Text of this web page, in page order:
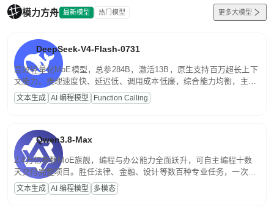
模力方舟 最新模型 热门模型 更多大模型
DeepSeek-V4-Flash-0731
高效轻量化MoE模型，总参284B，激活13B，原生支持百万超长上下
文能力。推理速度快、延迟低、调用成本低廉，综合能力均衡，主打
高并发、轻量化任务，适合日常对话、内容创作、基础 RAG、批量
文案处理等普惠刚需场景。
文本生成 AI 编程模型 Function Calling
Qwen3.8-Max
2.4万亿参数MoE旗舰，编程与办公能力全面跃升，可自主编程十数
天交付完整项目。胜任法律、金融、设计等数百种专业任务，一次对
话端到端交付生产级成果。原生视觉理解贯穿规划、执行与验证全流
程，支持超长文档与长视频的深度语义解析。长程任务中自主规划与
文本生成 AI 编程模型 多模态